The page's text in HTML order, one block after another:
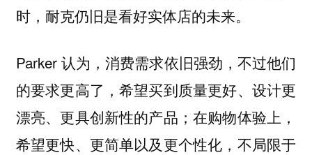
时，耐克仍旧是看好实体店的未来。
Parker 认为，消费需求依旧强劲，不过他们
的要求更高了，希望买到质量更好、设计更
漂亮、更具创新性的产品；在购物体验上，
希望更快、更简单以及更个性化，不局限于